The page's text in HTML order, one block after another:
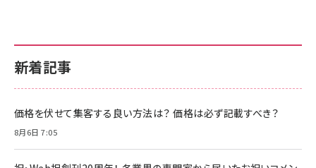
新着記事
価格を伏せて集客する良い方法は？ 価格は必ず記載すべき？
8月6日 7:05